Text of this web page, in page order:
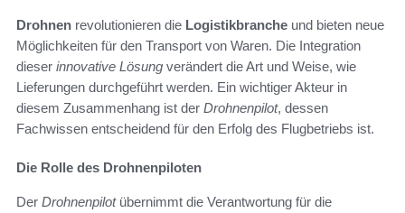
Drohnen revolutionieren die Logistikbranche und bieten neue
Möglichkeiten für den Transport von Waren. Die Integration
dieser innovative Lösung verändert die Art und Weise, wie
Lieferungen durchgeführt werden. Ein wichtiger Akteur in
diesem Zusammenhang ist der Drohnenpilot, dessen
Fachwissen entscheidend für den Erfolg des Flugbetriebs ist.
Die Rolle des Drohnenpiloten
Der Drohnenpilotübernimmt die Verantwortung für die